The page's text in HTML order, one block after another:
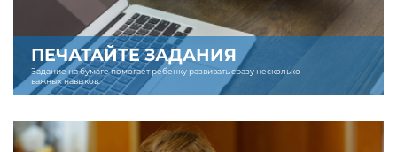
ПЕЧАТАЙТЕ ЗАДАНИЯ
Задание на бумаге помогает ребенку развивать сразу несколько
важных навыков.